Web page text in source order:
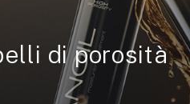
di porosità